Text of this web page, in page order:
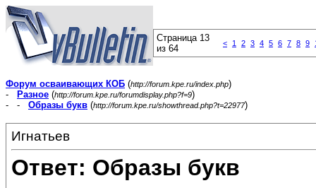
Страница 13
из 64
< 1 2 3 4 5 6 7 8 9
Форум осваивающих КОБ (http://forum.kpe.ru/index.php)
-
Разное (http://forum.kpe.ru/forumdisplay.php?f=9)
- - Образы букв (http://forum.kpe.ru/showthread.php?t=22977)
Игнатьев
Ответ: Образы букв